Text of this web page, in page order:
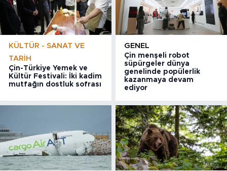
KÜLTÜR - SANAT VE
TARIH
Çin-Türkiye Yemek ve
Kültür Festivali: İki kadim
mutfağın dostluk sofrası
GENEL
Çin menşeli robot
süpürgeler dünya
genelinde popülerlik
kazanmaya devam
ediyor